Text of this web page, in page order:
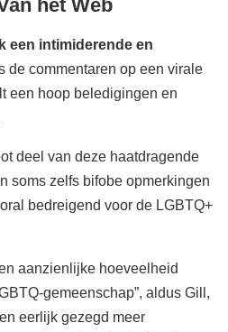
het Web
een intimiderende en
de commentaren op een virale
een hoop beledigingen en
deel van deze haatdragende
soms zelfs bifobe opmerkingen
bedreigend voor de LGBTQ+
aanzienlijke hoeveelheid
gemeenschap”, aldus Gill,
eerlijk gezegd meer